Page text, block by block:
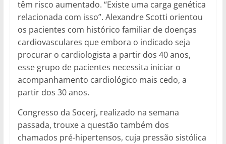
têm risco aumentado. “Existe uma carga genética
relacionada com isso”. Alexandre Scotti orientou
os pacientes com histórico familiar de doenças
cardiovasculares que embora o indicado seja
procurar o cardiologista a partir dos 40 anos,
esse grupo de pacientes necessita iniciar o
acompanhamento cardiológico mais cedo, a
partir dos 30 anos.
Congresso da Socerj, realizado na semana
passada, trouxe a questão também dos
chamados pré-hipertensos, cuja pressão sistólica